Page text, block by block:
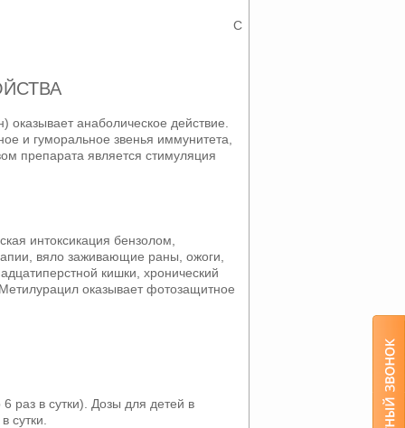
C
анаболическое действие.
и гуморальное звенья иммунитета,
препарата является стимуляция
интоксикация бензолом,
вяло заживающие раны, ожоги,
кишки, хронический
оказывает фотозащитное
раз в сутки). Дозы для детей в
сутки.